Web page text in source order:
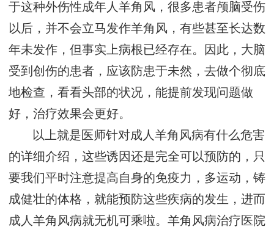
于这种外伤性成年人羊角风，很多患者颅脑受伤
以后，并不会立马发作羊角风，有些甚至长达数
年未发作，但事实上病根已经存在。因此，大脑
受到创伤的患者，应该防患于未然，去做个彻底
地检查，看看头部的状况，能提前发现问题做
好，治疗效果会更好。
以上就是医师针对成人羊角风病有什么危害
的详细介绍，这些诱因还是完全可以预防的，只
要我们平时注意提高自身的免疫力，多运动，铸
成健壮的体格，就能预防这些疾病的发生，进而
成人羊角风病就无机可乘啦。羊角风病治疗医院